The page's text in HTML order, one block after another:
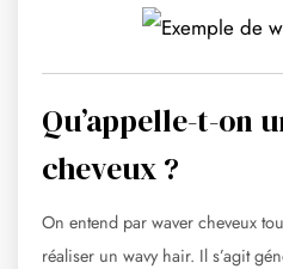
Qu’appelle-t-on
cheveux ?
On entend par waver cheveux
réaliser un wavy hair. Il s’agit